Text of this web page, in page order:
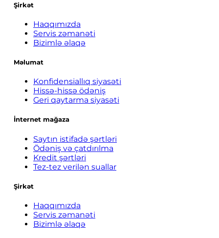
Şirkət
Haqqımızda
Servis zəmanəti
Bizimlə əlaqə
Məlumat
Konfidensiallıq siyasəti
Hissə-hissə ödəniş
Geri qaytarma siyasəti
İnternet mağaza
Saytın istifadə şərtləri
Ödəniş və çatdırılma
Kredit şərtləri
Tez-tez verilən suallar
Şirkət
Haqqımızda
Servis zəmanəti
Bizimlə əlaqə